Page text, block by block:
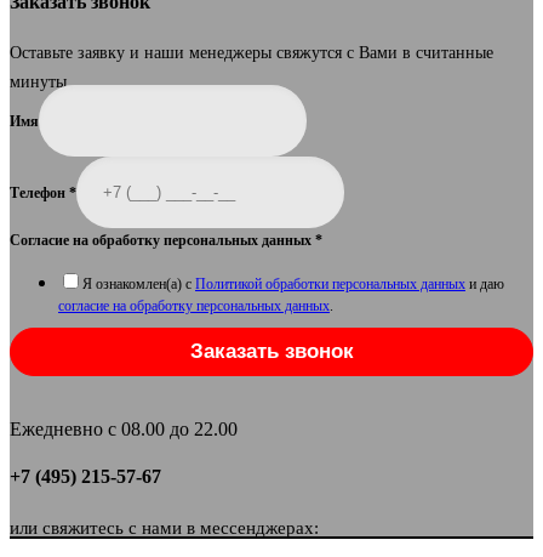
Оставьте заявку и наши менеджеры свяжутся с Вами в считанные
минуты.
Имя
Телефон *
Согласие на обработку персональных данных *
Я ознакомлен(а) с Политикой обработки персональных данных и даю
согласие на обработку персональных данных.
Заказать звонок
Ежедневно с 08.00 до 22.00
+7 (495) 215-57-67
или свяжитесь с нами в мессенджерах: